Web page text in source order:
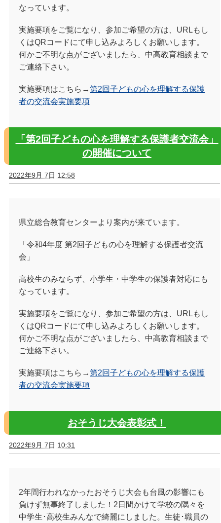
なっています。
実施要項をご覧になり、参加ご希望の方は、URLもし
くはQRコードにて申し込みよろしくお願いします。
何かご不明な点がございましたら、中高教育相談まで
ご連絡下さい。
実施要項はこちら→第2回子どもの心を理解する保護
者の交流会実施要項
「第2回子どもの心を理解する保護者交流会」
の開催について
2022年9月 7日 12:58
県立総合教育センターより案内が来ています。
「令和4年度 第2回子どもの心を理解する保護者交流
会」
高校生のみならず、小学生・中学生の保護者対応にも
なっています。
実施要項をご覧になり、参加ご希望の方は、URLもし
くはQRコードにて申し込みよろしくお願いします。
何かご不明な点がございましたら、中高教育相談まで
ご連絡下さい。
実施要項はこちら→第2回子どもの心を理解する保護
者の交流会実施要項
おそうじ大会表彰式！
2022年9月 7日 10:31
2年間行われなかったおそうじ大会も台風の影響にも
負けず無事終了しました！2日間かけて学校の隅々を
中学生･高校生みんなで綺麗にしました。生徒･職員の